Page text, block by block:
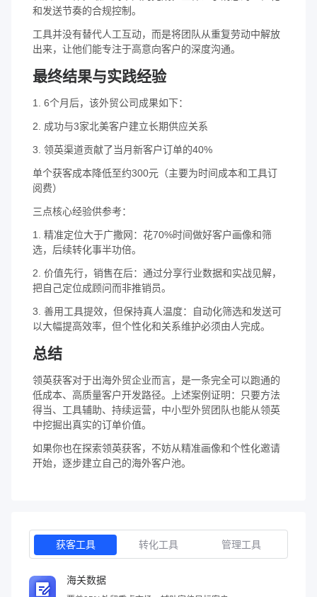
和发送节奏的合规控制。
工具并没有替代人工互动，而是将团队从重复劳动中解放
出来，让他们能专注于高意向客户的深度沟通。
最终结果与实践经验
1. 6个月后，该外贸公司成果如下：
2. 成功与3家北美客户建立长期供应关系
3. 领英渠道贡献了当月新客户订单的40%
单个获客成本降低至约300元（主要为时间成本和工具订
阅费）
三点核心经验供参考：
1. 精准定位大于广撒网：花70%时间做好客户画像和筛
选，后续转化事半功倍。
2. 价值先行，销售在后：通过分享行业数据和实战见解，
把自己定位成顾问而非推销员。
3. 善用工具提效，但保持真人温度：自动化筛选和发送可
以大幅提高效率，但个性化和关系维护必须由人完成。
总结
领英获客对于出海外贸企业而言，是一条完全可以跑通的
低成本、高质量客户开发路径。上述案例证明：只要方法
得当、工具辅助、持续运营，中小型外贸团队也能从领英
中挖掘出真实的订单价值。
如果你也在探索领英获客，不妨从精准画像和个性化邀请
开始，逐步建立自己的海外客户池。
获客工具 转化工具 管理工具
海关数据